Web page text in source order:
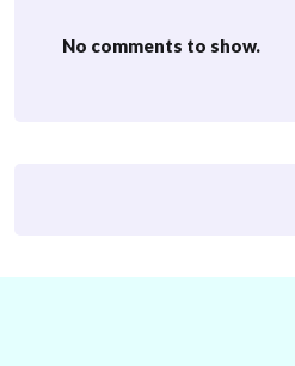
No comments to show.